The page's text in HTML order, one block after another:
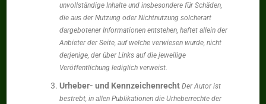
unvollständige Inhalte und insbesondere für Schäden,
die aus der Nutzung oder Nichtnutzung solcherart
dargebotener Informationen entstehen, haftet allein der
Anbieter der Seite, auf welche verwiesen wurde, nicht
derjenige, der über Links auf die jeweilige
Veröffentlichung lediglich verweist.
Urheber- und Kennzeichenrecht Der Autor ist
bestrebt, in allen Publikationen die Urheberrechte der